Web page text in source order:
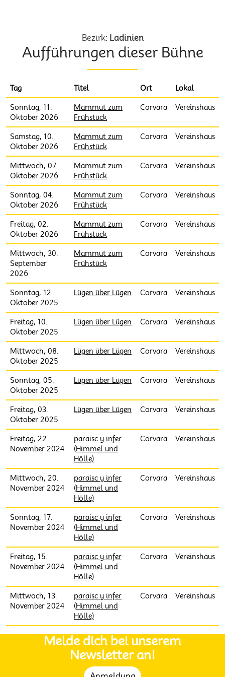
Bezirk: Ladinien
Aufführungen dieser Bühne
Tag Titel Ort Lokal
Sonntag, 11.
Oktober 2026
Mammut zum
Frühstück
Corvara Vereinshaus
Samstag, 10.
Oktober 2026
Mammut zum
Frühstück
Corvara Vereinshaus
Mittwoch, 07.
Oktober 2026
Mammut zum
Frühstück
Corvara Vereinshaus
Sonntag, 04.
Oktober 2026
Mammut zum
Frühstück
Corvara Vereinshaus
Freitag, 02.
Oktober 2026
Mammut zum
Frühstück
Corvara Vereinshaus
Mittwoch, 30.
September
2026
Mammut zum
Frühstück
Corvara Vereinshaus
Sonntag, 12.
Oktober 2025
Lügen über Lügen Corvara Vereinshaus
Freitag, 10.
Oktober 2025
Lügen über Lügen Corvara Vereinshaus
Mittwoch, 08.
Oktober 2025
Lügen über Lügen Corvara Vereinshaus
Sonntag, 05.
Oktober 2025
Lügen über Lügen Corvara Vereinshaus
Freitag, 03.
Oktober 2025
Lügen über Lügen Corvara Vereinshaus
Freitag, 22.
November 2024
paraisc y infer
(Himmel und
Hölle)
Corvara Vereinshaus
Mittwoch, 20.
November 2024
paraisc y infer
(Himmel und
Hölle)
Corvara Vereinshaus
Sonntag, 17.
November 2024
paraisc y infer
(Himmel und
Hölle)
Corvara Vereinshaus
Freitag, 15.
November 2024
paraisc y infer
(Himmel und
Hölle)
Corvara Vereinshaus
Mittwoch, 13.
November 2024
paraisc y infer
(Himmel und
Hölle)
Corvara Vereinshaus
Melde dich bei unserem
Newsletter an!